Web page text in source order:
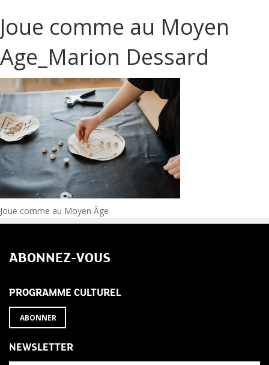
Joue comme au Moyen
Age_Marion Dessard
Navigation
l’article
Joue comme au Moyen Âge
ABONNEZ-VOUS
PROGRAMME CULTUREL
ABONNER
NEWSLETTER